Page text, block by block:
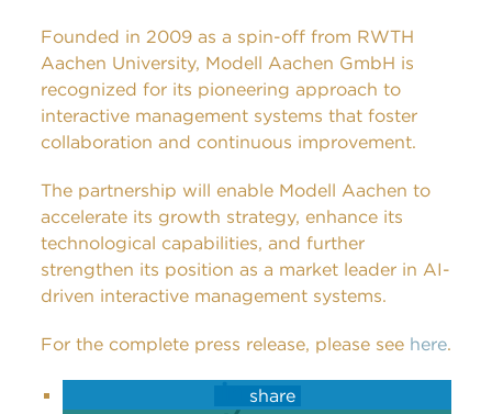
Founded in 2009 as a spin-off from RWTH
Aachen University, Modell Aachen GmbH is
recognized for its pioneering approach to
interactive management systems that foster
collaboration and continuous improvement.
The partnership will enable Modell Aachen to
accelerate its growth strategy, enhance its
technological capabilities, and further
strengthen its position as a market leader in AI-
driven interactive management systems.
For the complete press release, please see here.
share